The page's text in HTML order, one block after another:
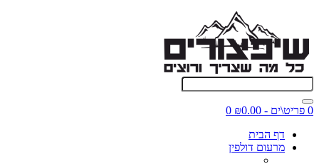
0 פריט\ים - ₪0.00
0
דף הבית
מרעום דולפין